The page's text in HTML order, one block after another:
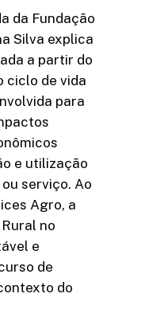
da Fundação
Silva explica
a partir do
ciclo de vida
para
e utilização
serviço. Ao
Agro, a
no
e
de
do